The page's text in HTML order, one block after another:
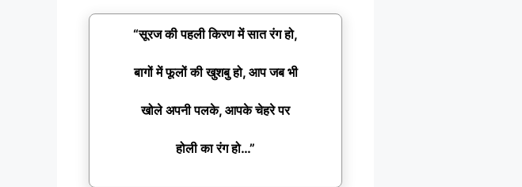
“सूरज की पहली किरण में सात रंग हो,
बागों में फूलों की खुशबु हो, आप जब भी
खोले अपनी पलके, आपके चेहरे पर
होली का रंग हो…”